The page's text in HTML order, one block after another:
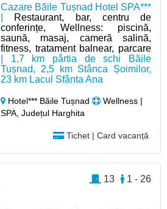
Cazare Băile Tușnad Hotel SPA***
Restaurant, bar, centru de
conferințe, Wellness: piscină,
saună, masaj, cameră salină,
fitness, tratament balnear, parcare
| 1,7 km pârtia de schi Băile
Tușnad, 2,5 km Stânca Șoimilor,
23 km Lacul Sfânta Ana
Hotel*** Băile Tușnad
Wellness |
SPA, Județul Harghita
Tichet | Card vacanță
1 - 26
13